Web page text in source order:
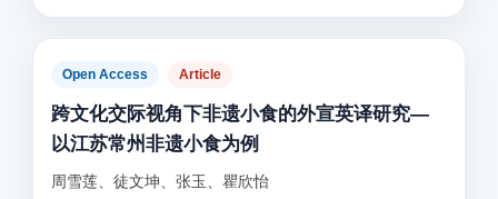
Open Access Article
跨文化交际视角下非遗小食的外宣英译研究—
以江苏常州非遗小食为例
周雪莲、徒文坤、张玉、瞿欣怡